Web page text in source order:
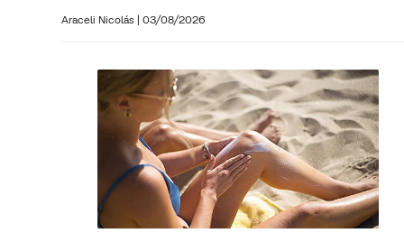
Araceli Nicolás | 03/08/2026